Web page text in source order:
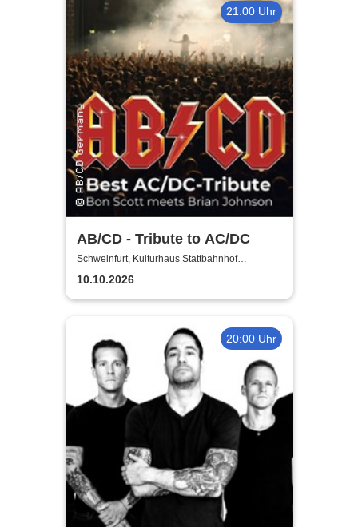
21:00 Uhr
AB/CD - Tribute to AC/DC
Schweinfurt, Kulturhaus Stattbahnhof
Schweinfurt
10.10.2026
20:00 Uhr